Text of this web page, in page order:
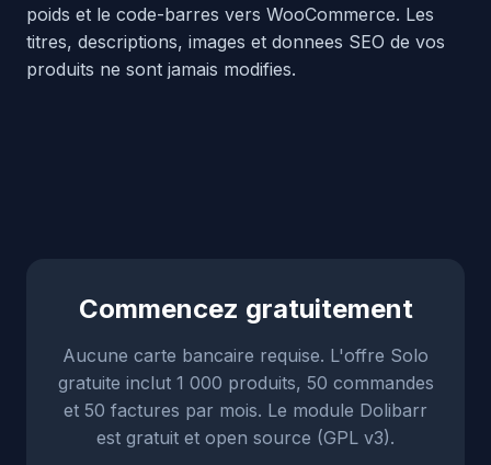
poids et le code-barres vers WooCommerce. Les
titres, descriptions, images et donnees SEO de vos
produits ne sont jamais modifies.
Commencez gratuitement
Aucune carte bancaire requise. L'offre Solo
gratuite inclut 1 000 produits, 50 commandes
et 50 factures par mois. Le module Dolibarr
est gratuit et open source (GPL v3).